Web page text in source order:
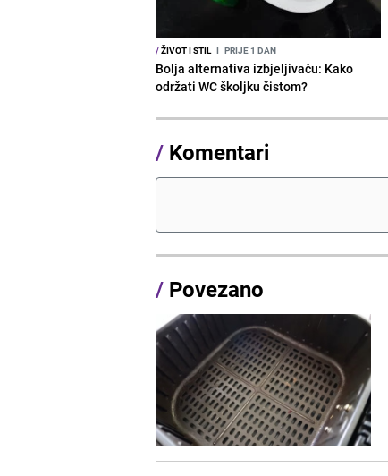
/ŽIVOT I STIL I PRIJE 1 DAN
Bolja alternativa izbjeljivaču: Kako
održati WC školjku čistom?
/ Komentari
/ Povezano